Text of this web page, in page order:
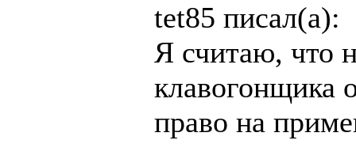
tet85 писал(а):
Я считаю, что
клавогонщика
право на